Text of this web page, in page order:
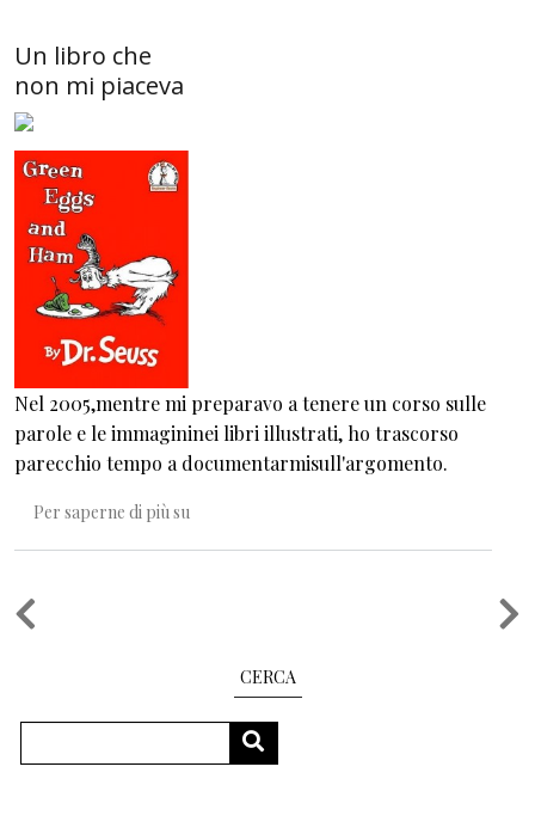
Un libro che
non mi piaceva
Nel 2005,mentre mi preparavo a tenere un corso sulle
parole e le immagininei libri illustrati, ho trascorso
parecchio tempo a documentarmisull'argomento.
Per saperne di più su
Paginazione
CERCA
CERCA